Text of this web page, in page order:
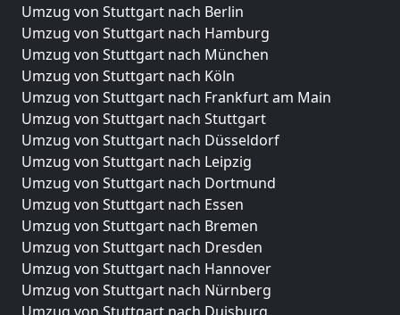
Umzug von Stuttgart nach Berlin
Umzug von Stuttgart nach Hamburg
Umzug von Stuttgart nach München
Umzug von Stuttgart nach Köln
Umzug von Stuttgart nach Frankfurt am Main
Umzug von Stuttgart nach Stuttgart
Umzug von Stuttgart nach Düsseldorf
Umzug von Stuttgart nach Leipzig
Umzug von Stuttgart nach Dortmund
Umzug von Stuttgart nach Essen
Umzug von Stuttgart nach Bremen
Umzug von Stuttgart nach Dresden
Umzug von Stuttgart nach Hannover
Umzug von Stuttgart nach Nürnberg